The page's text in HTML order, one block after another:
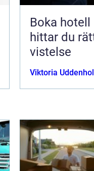
Boka hotell i
hittar du
vistelse
Viktoria